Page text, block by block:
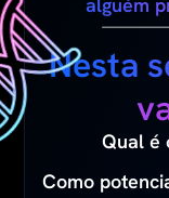
alguém
Nesta
Qual é
Como